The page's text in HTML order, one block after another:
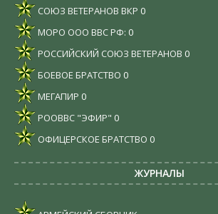
СОЮЗ ВЕТЕРАНОВ ВКР 0
МОРО ООО ВВС РФ: 0
РОССИЙСКИЙ СОЮЗ ВЕТЕРАНОВ 0
БОЕВОЕ БРАТСТВО 0
МЕГАПИР 0
РООВВС "ЭФИР" 0
ОФИЦЕРСКОЕ БРАТСТВО 0
ЖУРНАЛЫ